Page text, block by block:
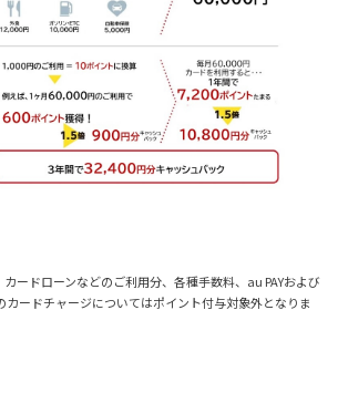
ードローンなどのご利用分、各種手数料、au PAYおよび
カードチャージについてはポイント付与対象外となりま